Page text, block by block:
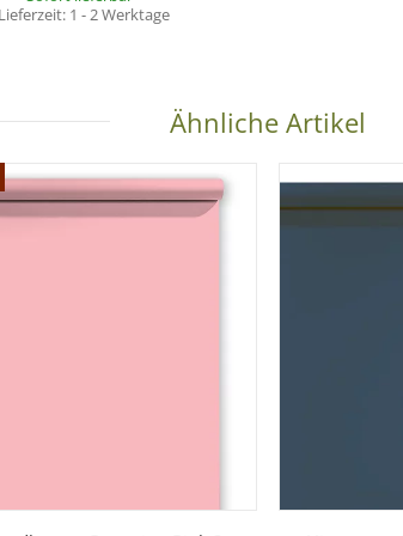
Lieferzeit: 1 - 2 Werktage
Ähnliche Artikel